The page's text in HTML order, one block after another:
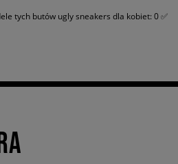
Fila? Dad shoes na masywnej
jak i zgrają się z odważniejszymi
ulubioną hoodielub zarzuć na wierzch
butami, a może niezbędnymi
tych butów ugly sneakers dla kobiet: 0 ✅